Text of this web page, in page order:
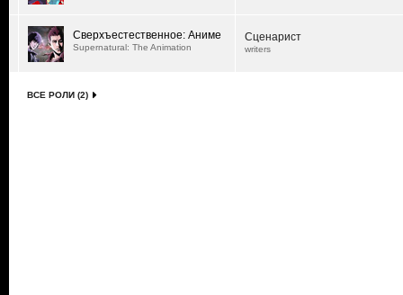
Сверхъестественное: Аниме
Supernatural: The Animation
Сценарист
writers
ВСЕ РОЛИ (2)